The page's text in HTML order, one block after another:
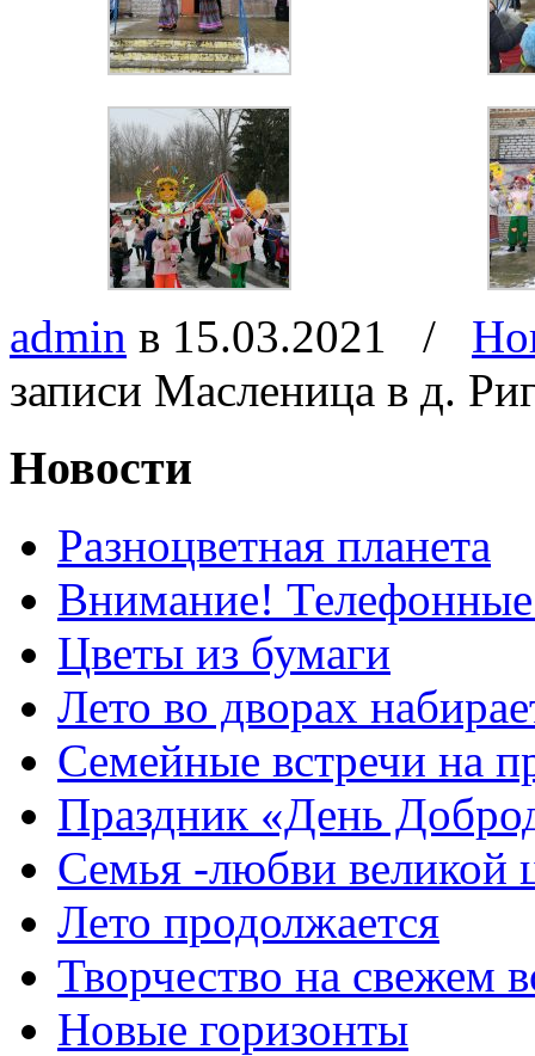
admin в 15.03.2021 /
записи Масленица в д.
Новости
Разноцветная планета
Внимание!
Цветы из бумаги
Лето во дворах
Семейные встречи на
Праздник «День
Семья -любви великой
Лето продолжается
Творчество на свежем
Новые горизонты